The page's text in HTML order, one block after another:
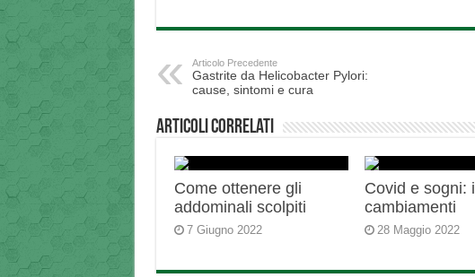
Articolo Precedente
Gastrite da Helicobacter Pylori:
cause, sintomi e cura
Articoli correlati
Come ottenere gli
addominali scolpiti
7 Giugno 2022
Covid e sogni: i
cambiamenti
28 Maggio 2022